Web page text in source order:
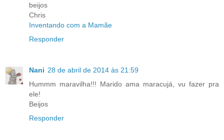
beijos
Chris
Inventando com a Mamãe
Responder
Nani 28 de abril de 2014 às 21:59
Hummm maravilha!!! Marido ama maracujá, vu fazer pra
ele!
Beijos
Responder